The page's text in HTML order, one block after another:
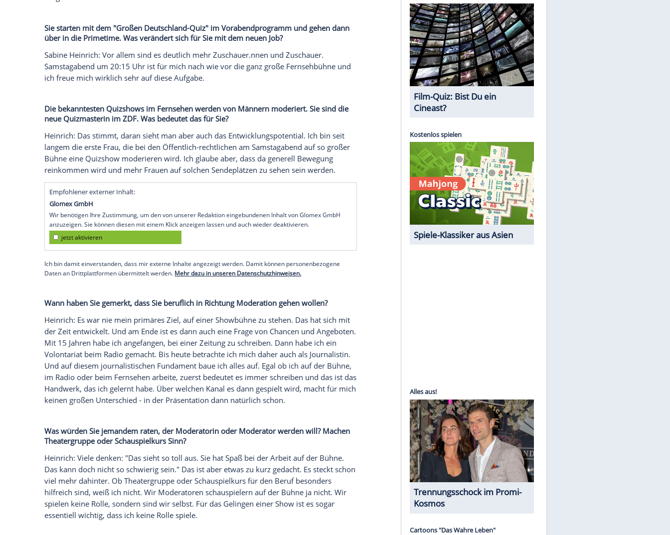
(44) steigt nun eine
beliebte und erfahrene Radio- und Fernsehmoderatorin ins Quiz-Business ein. Ab dem
heutigen Samstag (10. Juli) moderiert sie "Das große Deutschland-Quiz" im
Wissens- und Spielshow wird an vier aufeinanderfolgenden Samstagen ab 19:25 Uhr im
Vorabendprogrammzu sehen sein. Danach, am 7. August und 25. September, unterhält
Sabine Heinrichmit ihrer Show in der
, wie sie
Moderatorin wurde. Sie erklärt außerdem, was für das Gelingen einer Show "essentiell
wichtig" ist und verrät, wie sie mit dem "einschneidenden Tag" in ihrem beruflichen Leben
umgeht.
Sie starten mit dem "Großen Deutschland-Quiz" im Vorabendprogramm und gehen dann
über in diePrimetime
Sabine Heinrich: Vor allem sind es deutlich mehr
Samstagabend um 20:15 Uhr ist für mich nach wie vor die ganz große Fernsehbühne und
ich freue mich wirklich sehr auf diese Aufgabe.
Die bekanntesten Quizshows im Fernsehen werden von Männern moderiert. Sie sind die
Heinrich: Das stimmt, daran sieht man aber auch das Entwicklungspotential. Ich bin seit
langem die erste Frau, die bei den Öffentlich-rechtlichen am Samstagabend auf so großer
Bühneeine Quizshow moderieren wird. Ich glaube aber, dass da generell Bewegung
reinkommen wird und mehr Frauen auf solchen Sendeplätzen zu sehen sein werden.
Empfohlener externer Inhalt:
Glomex GmbH
Wir benötigen Ihre Zustimmung, um den von unserer Redaktion eingebundenen Inhalt von Glomex GmbH
jetzt aktivieren
Ich bin damit einverstanden, dass mir externe Inhalte angezeigt werden. Damit können personenbezogene
Daten an Drittplattformen übermittelt werden.Mehr dazu in unseren Datenschutzhinweisen.
Wann haben Sie gemerkt, dass Sie beruflich in RichtungModerationgehen wollen?
: Es war nie mein primäres Ziel, auf einer Showbühne zu stehen. Das hat sich mit
Die teuersten Neuzugänge der
BVB-Geschichte
Die gruseligsten Ort der Welt
Daten zwischen Windows und
Android austauschen
Spiele-Klassiker aus Asien